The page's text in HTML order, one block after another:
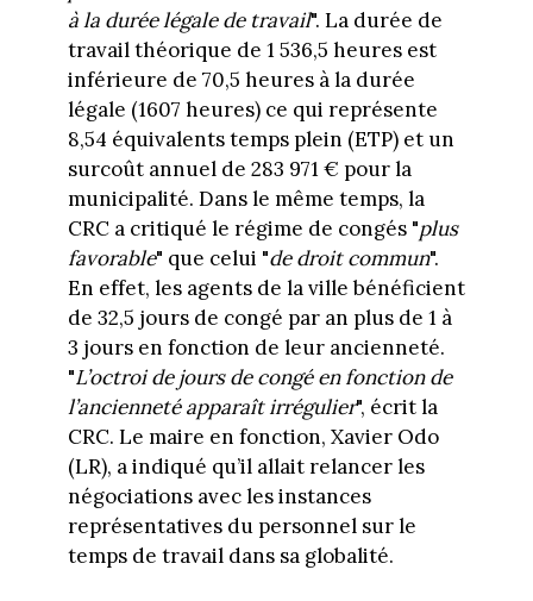
à la durée légale de travail". La durée de
travail théorique de 1 536,5 heures est
inférieure de 70,5 heures à la durée
légale (1607 heures) ce qui représente
8,54 équivalents temps plein (ETP) et un
surcoût annuel de 283 971 € pour la
municipalité. Dans le même temps, la
CRC a critiqué le régime de congés "plus
favorable" que celui "de droit commun".
En effet, les agents de la ville bénéficient
de 32,5 jours de congé par an plus de 1 à
3 jours en fonction de leur ancienneté.
"L’octroi de jours de congé en fonction de
l’ancienneté apparaît irrégulier", écrit la
CRC. Le maire en fonction, Xavier Odo
(LR), a indiqué qu’il allait relancer les
négociations avec les instances
représentatives du personnel sur le
temps de travail dans sa globalité.